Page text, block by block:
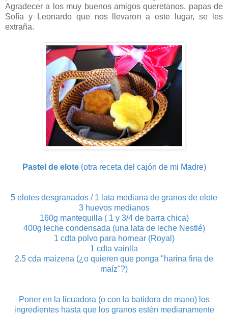
Agradecer a los muy buenos amigos queretanos, papas de
Sofía y Leonardo que nos llevaron a este lugar, se les
extraña.
Pastel de elote(otra receta del cajón de mi Madre)
5 elotes desgranados / 1 lata mediana de granos de elote
3 huevos medianos
160g mantequilla ( 1 y 3/4 de barra chica)
400g leche condensada (una lata de leche Nestlé)
1 cdta polvo para hornear (Royal)
1 cdta vainlla
2.5 cda maizena (¿o quieren que ponga "harina fina de
maíz"?)
Poner en la licuadora (o con la batidora de mano) los
ingredientes hasta que los granos estén medianamente